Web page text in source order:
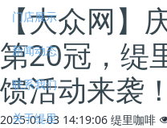
门店展示
新闻动态
联系我们
关于缇里
【大众网】
第20冠，缇
馈活动来袭！
2025-01-03 14:19:06 缇里咖啡